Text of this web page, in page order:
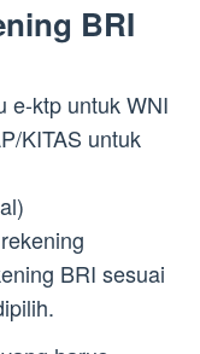
BRI
e-ktp untuk WNI
KITAS untuk
BRI sesuai